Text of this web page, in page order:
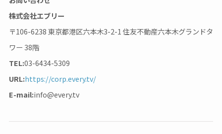
株式会社エブリー
〒106-6238 東京都港区六本木3-2-1 住友不動産六本木グランドタ
ワー 38階
TEL:03-6434-5309
URL:https://corp.every.tv/
E-mail:info@every.tv